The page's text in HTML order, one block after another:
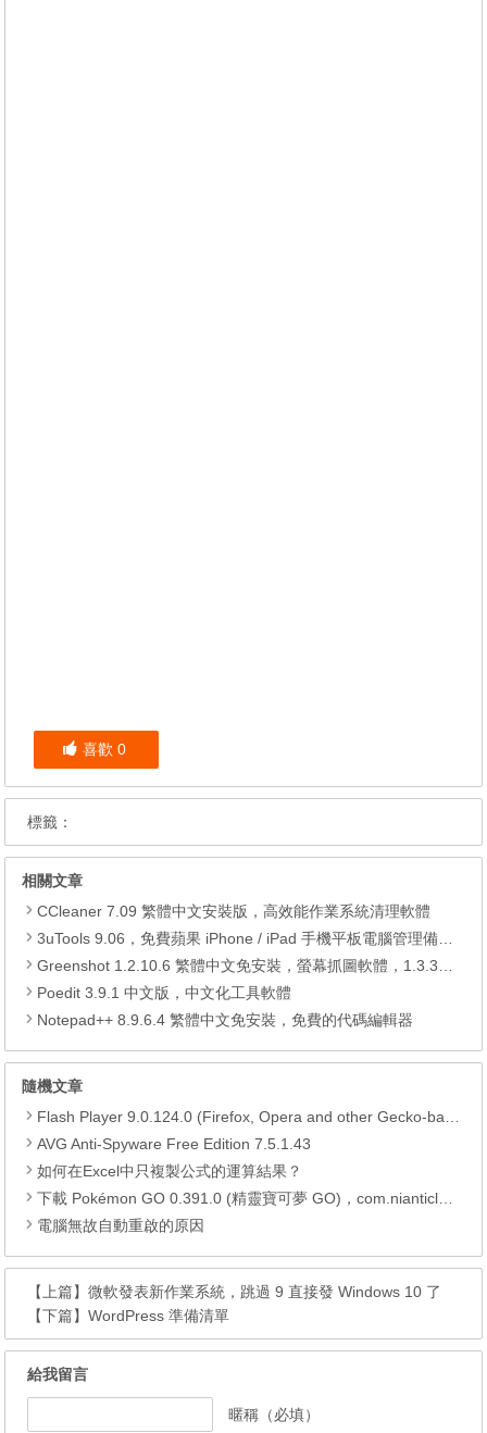
喜歡 0
標籤：
相關文章
CCleaner 7.09 繁體中文安裝版，高效能作業系統清理軟體
3uTools 9.06，免費蘋果 iPhone / iPad 手機平板電腦管理備份還原軟體
Greenshot 1.2.10.6 繁體中文免安裝，螢幕抓圖軟體，1.3.315 安裝版
Poedit 3.9.1 中文版，中文化工具軟體
Notepad++ 8.9.6.4 繁體中文免安裝，免費的代碼編輯器
隨機文章
Flash Player 9.0.124.0 (Firefox, Opera and other Gecko-based)
AVG Anti-Spyware Free Edition 7.5.1.43
如何在Excel中只複製公式的運算結果？
下載 Pokémon GO 0.391.0 (精靈寶可夢 GO)，com.nianticlabs.pokemongo (.apk) (.xapk)
電腦無故自動重啟的原因
【上篇】微軟發表新作業系統，跳過 9 直接發 Windows 10 了
【下篇】WordPress 準備清單
給我留言
暱稱（必填）